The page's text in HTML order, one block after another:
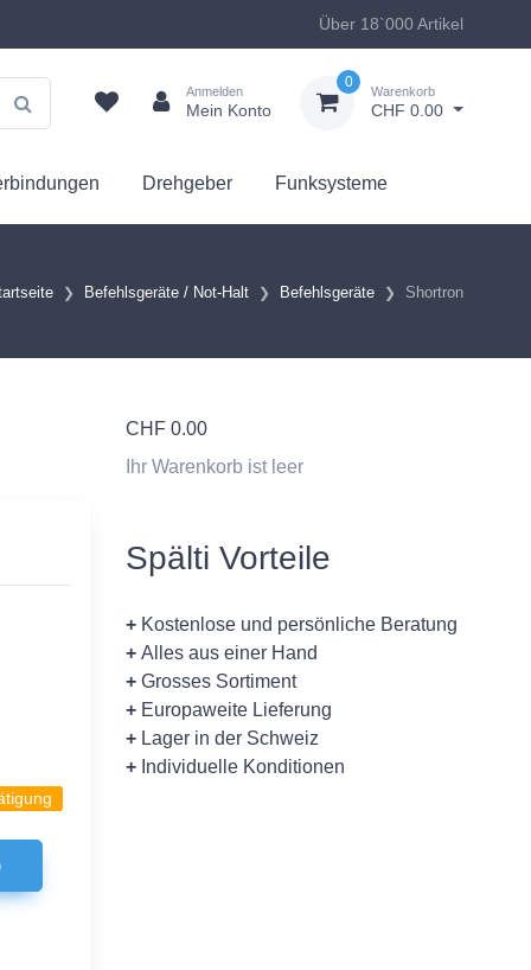
Über 18`000 Artikel
Anmelden
Mein Konto
0
Warenkorb
CHF 0.00
Drehgeber Funksysteme
Befehlsgeräte / Not-Halt Befehlsgeräte Shortron
CHF 0.00
Ihr Warenkorb ist leer
Spälti Vorteile
+ Kostenlose und persönliche Beratung
+ Alles aus einer Hand
+ Grosses Sortiment
+ Europaweite Lieferung
+ Lager in der Schweiz
+ Individuelle Konditionen